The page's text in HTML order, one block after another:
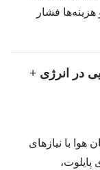
فشار
در انرژی +
هوا با نیازهای